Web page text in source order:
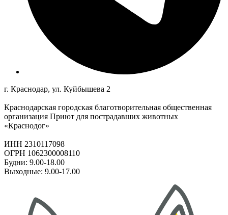
г. Краснодар, ул. Куйбышева 2
Краснодарская городская благотворительная общественная
организация Приют для пострадавших животных
«Краснодог»
ИНН 2310117098
ОГРН 1062300008110
Будни: 9.00-18.00
Выходные: 9.00-17.00